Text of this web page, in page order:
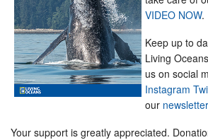
VIDEO NOW.
Keep up to
Living
us on social
Instagram
our
Your support is greatly appreciated.